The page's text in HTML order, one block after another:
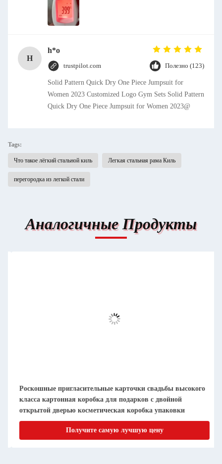
H
h*o
trustpilot.com Полезно (123)
Solid Pattern Quick Dry One Piece Jumpsuit for
Women 2023 Customized Logo Gym Sets Solid Pattern
Quick Dry One Piece Jumpsuit for Women 2023@
Tags:
Что такое лёгкий стальной киль Легкая стальная рама Киль
перегородка из легкой стали
Аналогичные Продукты
Роскошные пригласительные карточки свадьбы высокого
класса картонная коробка для подарков с двойной
открытой дверью косметическая коробка упаковки
Получите самую лучшую цену